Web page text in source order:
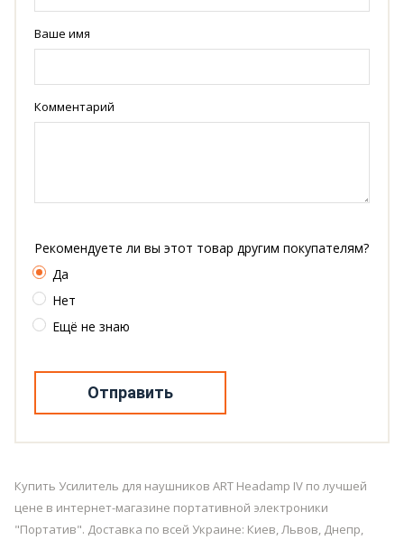
Ваше имя
Комментарий
Рекомендуете ли вы этот товар другим покупателям?
Да
Нет
Ещё не знаю
Отправить
Купить Усилитель для наушников ART Headamp IV по лучшей
цене в интернет-магазине портативной электроники
"Портатив". Доставка по всей Украине: Киев, Львов, Днепр,